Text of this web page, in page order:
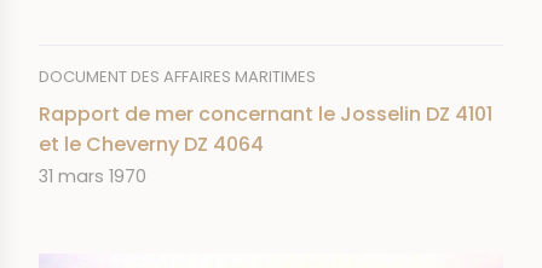
DOCUMENT DES AFFAIRES MARITIMES
Rapport de mer concernant le Josselin DZ 4101
et le Cheverny DZ 4064
DATE
31 mars 1970